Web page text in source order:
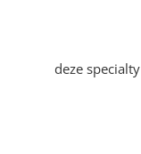
deze specialty